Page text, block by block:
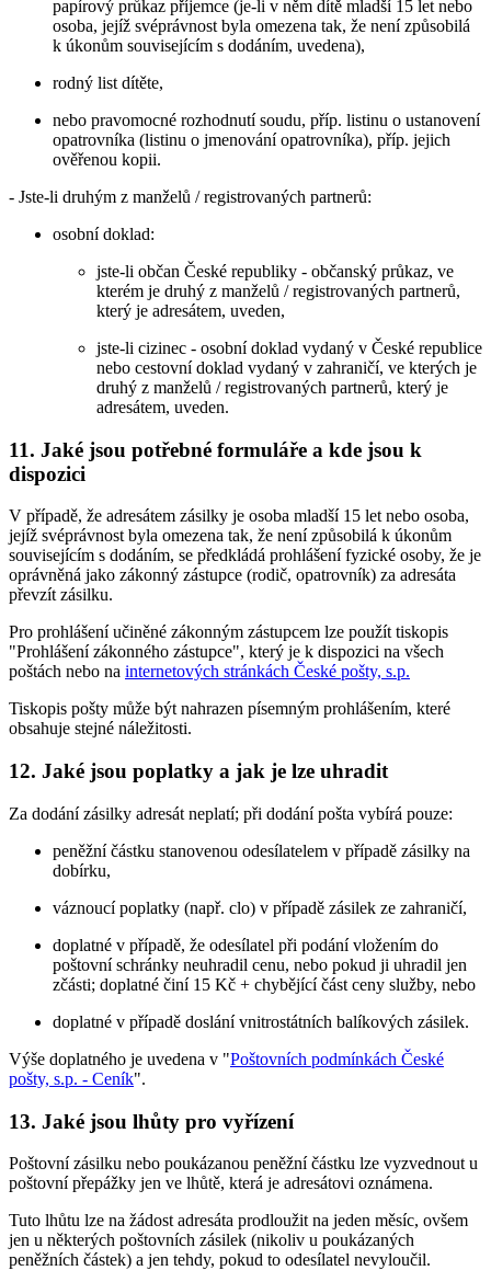
papírový průkaz příjemce (je-li v něm dítě mladší 15 let nebo
osoba, jejíž svéprávnost byla omezena tak, že není způsobilá
k úkonům souvisejícím s dodáním, uvedena),
rodný list dítěte,
nebo pravomocné rozhodnutí soudu, příp. listinu o ustanovení
opatrovníka (listinu o jmenování opatrovníka), příp. jejich
ověřenou kopii.
- Jste-li druhým z manželů / registrovaných partnerů:
osobní doklad:
jste-li občan České republiky - občanský průkaz, ve
kterém je druhý z manželů / registrovaných partnerů,
který je adresátem, uveden,
jste-li cizinec - osobní doklad vydaný v České republice
nebo cestovní doklad vydaný v zahraničí, ve kterých je
druhý z manželů / registrovaných partnerů, který je
adresátem, uveden.
11. Jaké jsou potřebné formuláře a kde jsou k
dispozici
V případě, že adresátem zásilky je osoba mladší 15 let nebo osoba,
jejíž svéprávnost byla omezena tak, že není způsobilá k úkonům
souvisejícím s dodáním, se předkládá prohlášení fyzické osoby, že je
oprávněná jako zákonný zástupce (rodič, opatrovník) za adresáta
převzít zásilku.
Pro prohlášení učiněné zákonným zástupcem lze použít tiskopis
"Prohlášení zákonného zástupce", který je k dispozici na všech
poštách nebo na internetových stránkách České pošty, s.p.
Tiskopis pošty může být nahrazen písemným prohlášením, které
obsahuje stejné náležitosti.
12. Jaké jsou poplatky a jak je lze uhradit
Za dodání zásilky adresát neplatí; při dodání pošta vybírá pouze:
peněžní částku stanovenou odesílatelem v případě zásilky na
dobírku,
váznoucí poplatky (např. clo) v případě zásilek ze zahraničí,
doplatné v případě, že odesílatel při podání vložením do
poštovní schránky neuhradil cenu, nebo pokud ji uhradil jen
zčásti; doplatné činí 15 Kč + chybějící část ceny služby, nebo
doplatné v případě doslání vnitrostátních balíkových zásilek.
Výše doplatného je uvedena v "Poštovních podmínkách České
pošty, s.p. - Ceník".
13. Jaké jsou lhůty pro vyřízení
Poštovní zásilku nebo poukázanou peněžní částku lze vyzvednout u
poštovní přepážky jen ve lhůtě, která je adresátovi oznámena.
Tuto lhůtu lze na žádost adresáta prodloužit na jeden měsíc, ovšem
jen u některých poštovních zásilek (nikoliv u poukázaných
peněžních částek) a jen tehdy, pokud to odesílatel nevyloučil.